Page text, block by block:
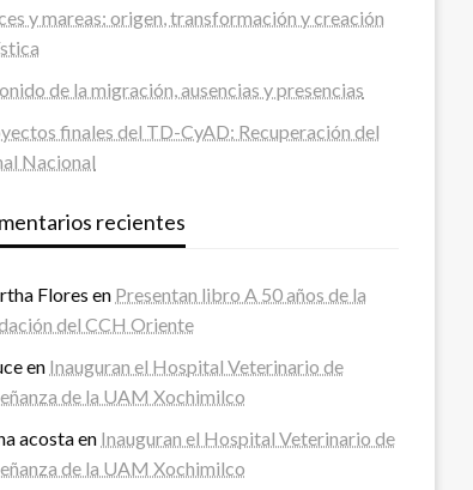
y mareas: origen, transformación y creación
de la migración, ausencias y presencias
finales del TD-CyAD: Recuperación del
Nacional
recientes
Flores en Presentan libro A 50 años de la
del CCH Oriente
en Inauguran el Hospital Veterinario de
de la UAM Xochimilco
acostaen Inauguran el Hospital Veterinario de
de la UAM Xochimilco